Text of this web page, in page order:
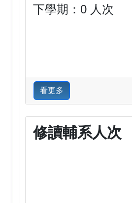
下學期：0 人次
看更多
修讀輔系人次